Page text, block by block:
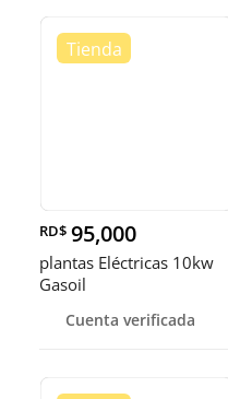
RD$ 95,000
plantas Eléctricas 10kw
Gasoil
Cuenta verificada